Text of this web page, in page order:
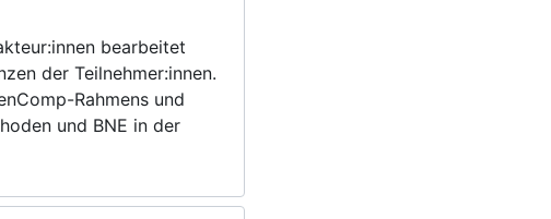
bearbeitet
der Teilnehmer:innen.
Rahmens und
und BNE in der